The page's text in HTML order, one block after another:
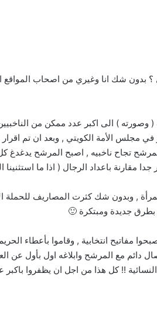
؟ بدون شك انا وغيري من اصحاب المواقع
) الى اكبر عدد ممكن من
مجلس الأمة الكويتي , وبعد ان تم
تجاح ناخبيه , اصبح المرشح يدغدغ
جدا مقارنة باعداد الرجال ( اذا ما
, وبدون شك كثرت المصاريف للحملة
جديدة ومبتكرة 🙂
مفاتيح انتخابية , وقاموا بأعطاء الحريم
دائم مع المرشح وابلاغه اول بأول عن
!! كل هذا من اجل ان يظفروا